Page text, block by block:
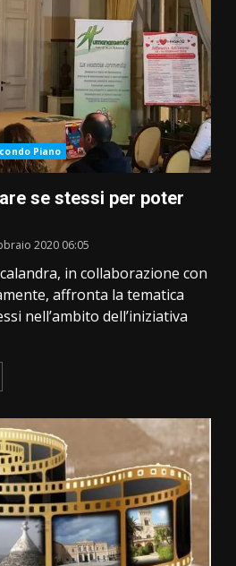
Piano
se stessi per poter
2020 06:05
in collaborazione con
affronta la tematica
nell’ambito dell’iniziativa